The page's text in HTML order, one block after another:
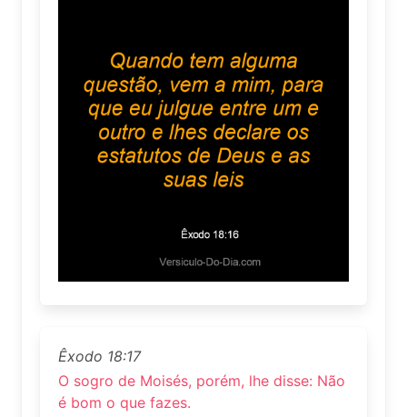
Êxodo 18:17
O sogro de Moisés, porém, lhe disse: Não
é bom o que fazes.